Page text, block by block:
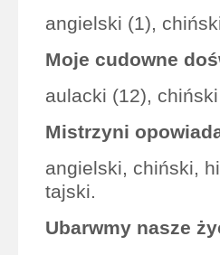
angielski (1),
Moje cudowne
aulacki (12),
Mistrzyni
angielski, chiński,
tajski.
Ubarwmy nasze